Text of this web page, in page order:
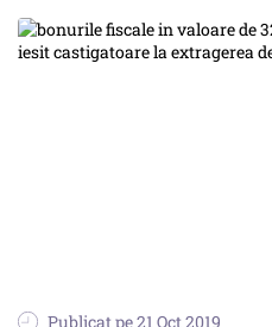
Publicat pe 21 Oct 2019